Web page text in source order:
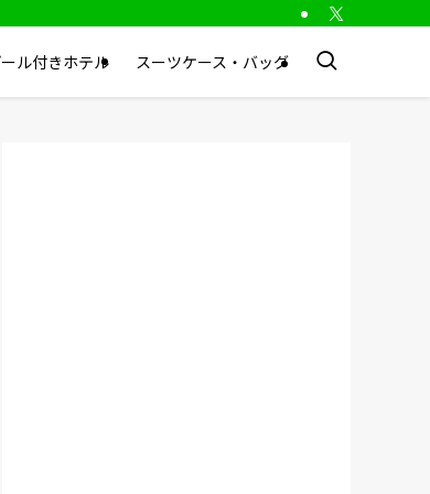
ル付きホテル スーツケース・バッグ